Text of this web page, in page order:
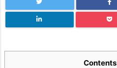
Contents